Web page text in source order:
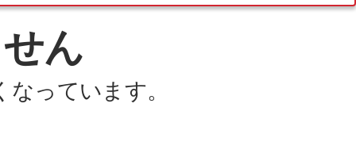
ん
っています。